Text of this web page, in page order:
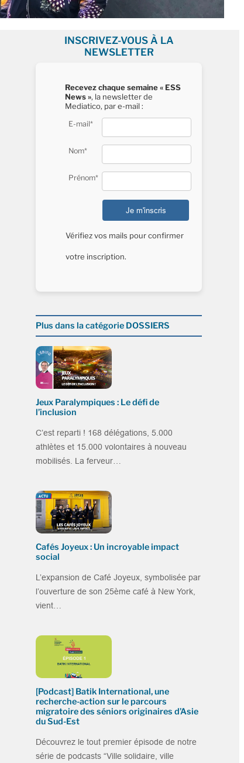
INSCRIVEZ-VOUS À LA
NEWSLETTER
Recevez chaque semaine « ESS
News », la newsletter de
Mediatico, par e-mail :
E-mail*
Nom*
Prénom*
Vérifiez vos mails pour confirmer
votre inscription.
Plus dans la catégorie DOSSIERS
Jeux Paralympiques : Le défi de
l’inclusion
C’est reparti ! 168 délégations, 5.000
athlètes et 15.000 volontaires à nouveau
mobilisés. La ferveur…
Cafés Joyeux : Un incroyable impact
social
L’expansion de Café Joyeux, symbolisée par
l’ouverture de son 25ème café à New York,
vient…
[Podcast] Batik International, une
recherche-action sur le parcours
migratoire des séniors originaires d’Asie
du Sud-Est
Découvrez le tout premier épisode de notre
série de podcasts “Ville solidaire, ville